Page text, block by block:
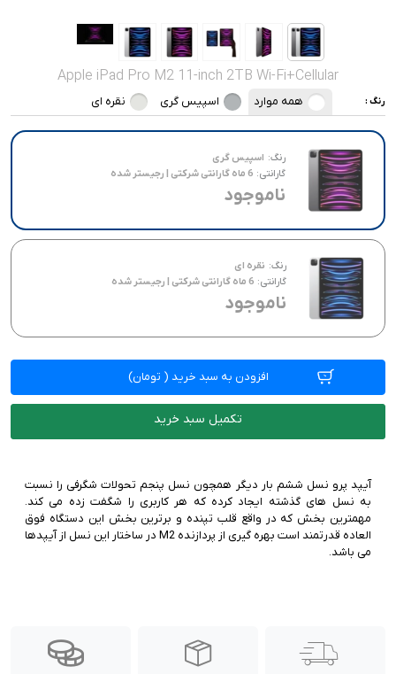
Apple iPad Pro M2 11-inch 2TB Wi-Fi+Cellular
رنگ : همه موارد اسپیس گری نقره ای
رنگ: اسپیس گری
گارانتی: 6 ماه گارانتی شرکتی | رجیستر شده
ناموجود
رنگ: نقره ای
گارانتی: 6 ماه گارانتی شرکتی | رجیستر شده
ناموجود
افزودن به سبد خرید ( تومان)
تکمیل سبد خرید
آیپد پرو نسل ششم بار دیگر همچون نسل پنجم تحولات شگرفی را نسبت
به نسل های گذشته ایجاد کرده که هر کاربری را شگفت زده می کند.
مهمترین بخش که در واقع قلب تپنده و برترین بخش این دستگاه فوق
العاده قدرتمند است بهره گیری از پردازنده M2 در ساختار این نسل از آیپدها
می باشد.